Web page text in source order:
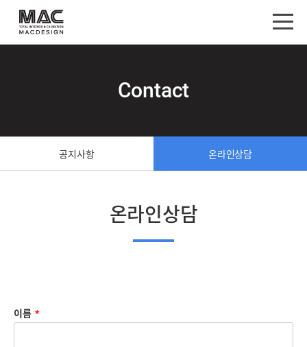
공지사항 온라인상담
Contact
온라인상담
이름 *